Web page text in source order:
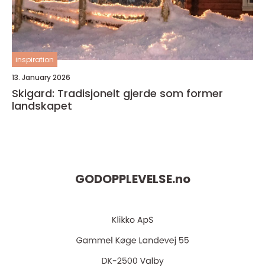
inspiration
13. January 2026
Skigard: Tradisjonelt gjerde som former
landskapet
GODOPPLEVELSE.no